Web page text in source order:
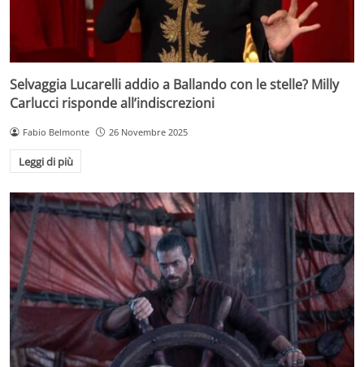
Selvaggia Lucarelli addio a Ballando con le stelle? Milly
Carlucci risponde all’indiscrezioni
Fabio Belmonte 26 Novembre 2025
Leggi di più